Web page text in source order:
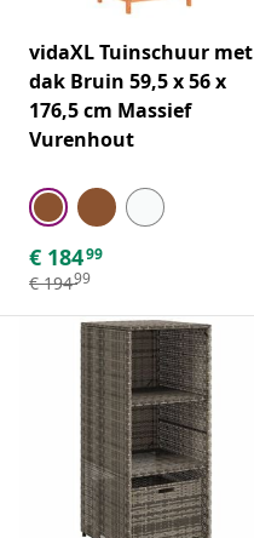
vidaXL Tuinschuur met
dak Bruin 59,5 x 56 x
176,5 cm Massief
Vurenhout
€ 18499
€ 19499